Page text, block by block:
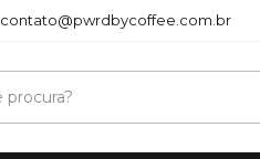
contato@pwrdbycoffee.com.br